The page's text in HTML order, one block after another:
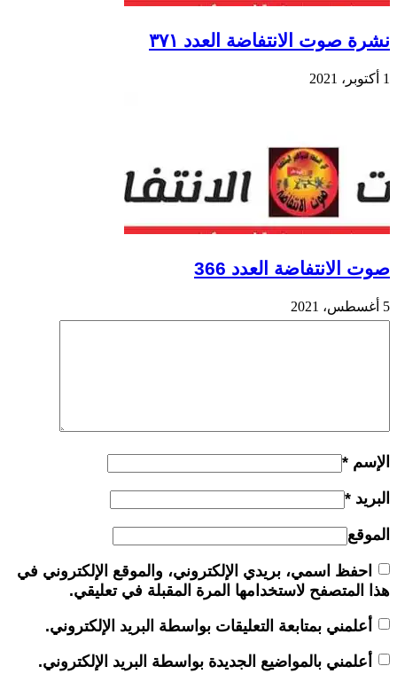
نشرة صوت الانتفاضة العدد ٣٧١
1 أكتوبر، 2021
صوت الانتفاضة العدد 366
5 أغسطس، 2021
الإسم *
البريد *
الموقع
احفظ اسمي، بريدي الإلكتروني، والموقع الإلكتروني في
هذا المتصفح لاستخدامها المرة المقبلة في تعليقي.
أعلمني بمتابعة التعليقات بواسطة البريد الإلكتروني.
أعلمني بالمواضيع الجديدة بواسطة البريد الإلكتروني.